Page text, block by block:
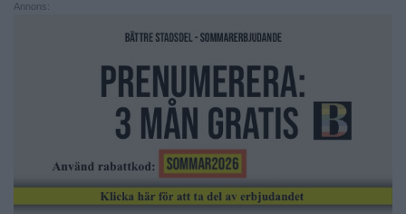
Annons: